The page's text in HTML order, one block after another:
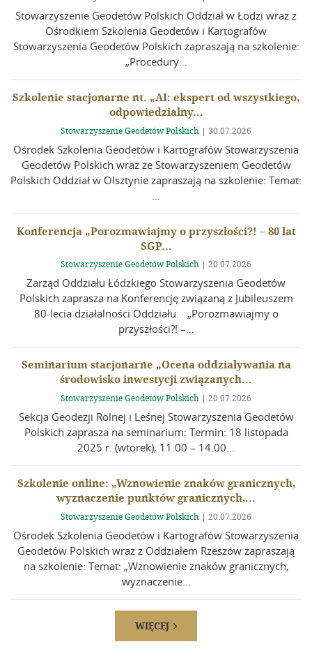
Stowarzyszenie Geodetów Polskich Oddział w Łodzi wraz z
Ośrodkiem Szkolenia Geodetów i Kartografów
Stowarzyszenia Geodetów Polskich zapraszają na szkolenie:
„Procedury…
Szkolenie stacjonarne nt. „AI: ekspert od wszystkiego,
odpowiedzialny...
Stowarzyszenie Geodetów Polskich | 30.07.2026
Ośrodek Szkolenia Geodetów i Kartografów Stowarzyszenia
Geodetów Polskich wraz ze Stowarzyszeniem Geodetów
Polskich Oddział w Olsztynie zapraszają na szkolenie: Temat:
Konferencja „Porozmawiajmy o przyszłości?! – 80 lat
SGP...
Stowarzyszenie Geodetów Polskich | 20.07.2026
Zarząd Oddziału Łódzkiego Stowarzyszenia Geodetów
Polskich zaprasza na Konferencję związaną z Jubileuszem
80-lecia działalności Oddziału. „Porozmawiajmy o
przyszłości?! –…
Seminarium stacjonarne „Ocena oddziaływania na
środowisko inwestycji związanych...
Stowarzyszenie Geodetów Polskich | 20.07.2026
Sekcja Geodezji Rolnej i Leśnej Stowarzyszenia Geodetów
Polskich zaprasza na seminarium: Termin: 18 listopada
2025 r. (wtorek), 11.00 – 14.00…
Szkolenie online: „Wznowienie znaków granicznych,
wyznaczenie punktów granicznych,...
Stowarzyszenie Geodetów Polskich | 20.07.2026
Ośrodek Szkolenia Geodetów i Kartografów Stowarzyszenia
Geodetów Polskich wraz z Oddziałem Rzeszów zapraszają
na szkolenie: Temat: „Wznowienie znaków granicznych,
wyznaczenie…
WIĘCEJ 